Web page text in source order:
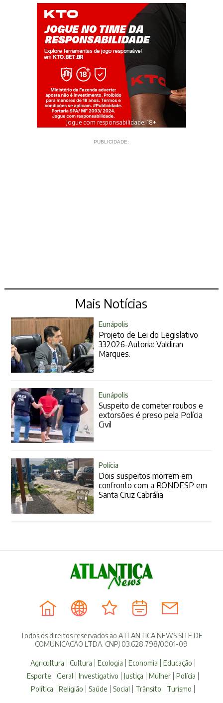
Jogue com responsabilidade. 18+
PUBLICIDADE:
Mais Notícias
Eunápolis
Projeto de Lei do Legislativo
332026-Autoria: Valdiran
Marques.
Eunápolis
Suspeito de cometer roubos e
extorsões é preso pela Polícia
Civil
Polícia
Dois suspeitos morrem em
confronto com a RONDESP em
Santa Cruz Cabrália
Todos os direitos reservados ao ATLANTICA NEWS SITE DE
COMUNICACAO LTDA. CNPJ 03.628.798/0001-09
Agricultura Cultura Ecologia Economia
Educação
Esporte
Geral Investigativo Justiça Mulher
Polícia
Política
Religião Saúde Social Trânsito Turismo